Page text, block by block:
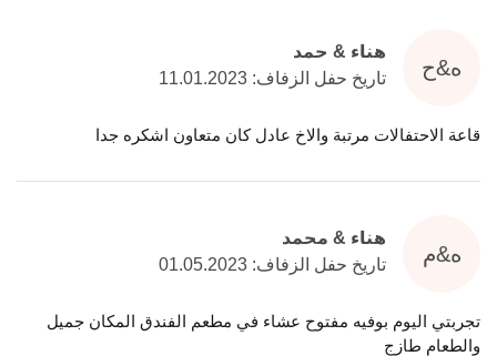
ه&ح
هناء & حمد
تاريخ حفل الزفاف: 11.01.2023
قاعة الاحتفالات مرتبة والاخ عادل كان متعاون اشكره جدا
ه&م
هناء & محمد
تاريخ حفل الزفاف: 01.05.2023
تجربتي اليوم بوفيه مفتوح عشاء في مطعم الفندق المكان جميل
والطعام طازج